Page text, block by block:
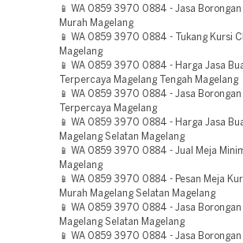
📱 WA 0859 3970 0884 - Jasa
Murah Magelang
📱 WA 0859 3970 0884 - Tukang Kursi
Magelang
📱 WA 0859 3970 0884 - Harga Jasa
Terpercaya Magelang Tengah Magelang
📱 WA 0859 3970 0884 - Jasa
Terpercaya Magelang
📱 WA 0859 3970 0884 - Harga Jasa
Magelang Selatan Magelang
📱 WA 0859 3970 0884 - Jual Meja
Magelang
📱 WA 0859 3970 0884 - Pesan Meja
Murah Magelang Selatan Magelang
📱 WA 0859 3970 0884 - Jasa
Magelang Selatan Magelang
📱 WA 0859 3970 0884 - Jasa